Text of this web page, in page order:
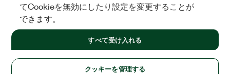
てCookieを無効にしたり設定を変更することが
できます。
クッキーを管理する
すべて受け入れる